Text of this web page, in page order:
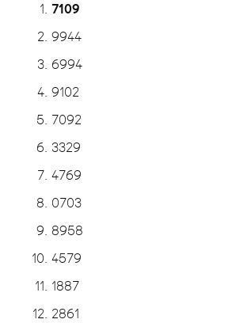
7109
9944
6994
9102
7092
3329
4769
0703
8958
4579
1887
2861